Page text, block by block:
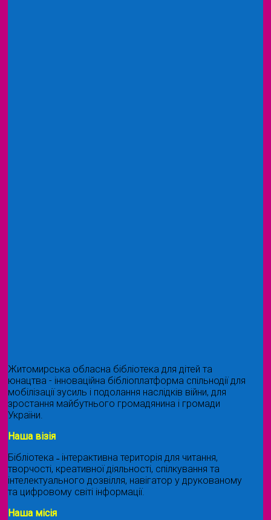
Житомирська обласна бібліотека для дітей та
юнацтва - інноваційна бібліоплатформа спільнодії для
мобілізації зусиль і подолання наслідків війни, для
зростання майбутнього громадянина і громади
України.
Наша візія
Бібліотека ˗ інтерактивна територія для читання,
творчості, креативної діяльності, спілкування та
інтелектуального дозвілля, навігатор у друкованому
та цифровому світі інформації.
Наша місія